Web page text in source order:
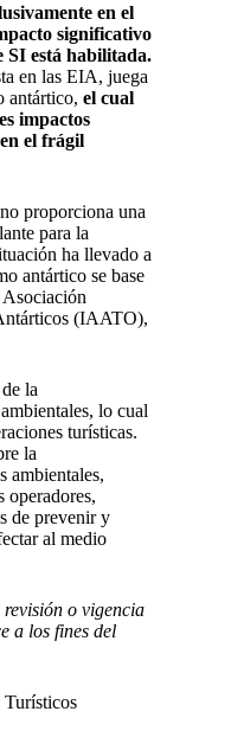
en el
significativo
SI está habilitada.
en las EIA, juega
antártico, el cual
impactos
el frágil
proporciona una
para la
ha llevado a
antártico se base
(IAATO),
la
lo cual
turísticas.
la
ambientales,
operadores,
de prevenir y
al medio
o vigencia
a los fines del
Turísticos